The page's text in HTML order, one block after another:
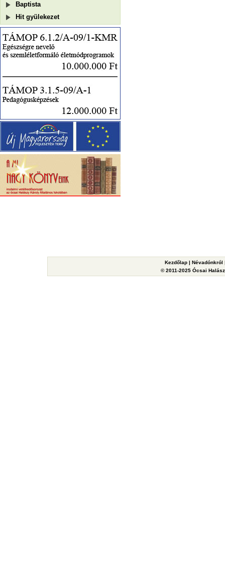
Baptista
Hit gyülekezet
Kezdőlap | Névadónkról
© 2011-2025 Ócsai